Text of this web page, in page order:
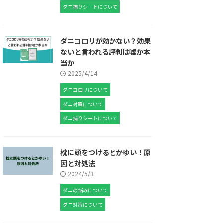
ダニ捕りシートについて
ダニコロリが効かない？効果
ないと言われる評判は嘘か本
当か
2025/4/14
ダニコロリについて
ダニ対策について
ダニ捕りシートについて
枕に頭をつけるとかゆい！原
因と対処法
2024/5/3
ダニの悩みについて
ダニ対策について